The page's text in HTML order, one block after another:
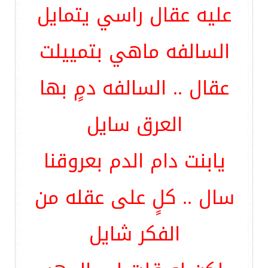
عليه عقال راسي يتمايل
السالفه ماهي بتمييلت
عقال .. السالفه دمٍ بها
العرق سايل
يابنت دام الدم بعروقنا
سال .. كلٍ على عقله من
الفكر شايل